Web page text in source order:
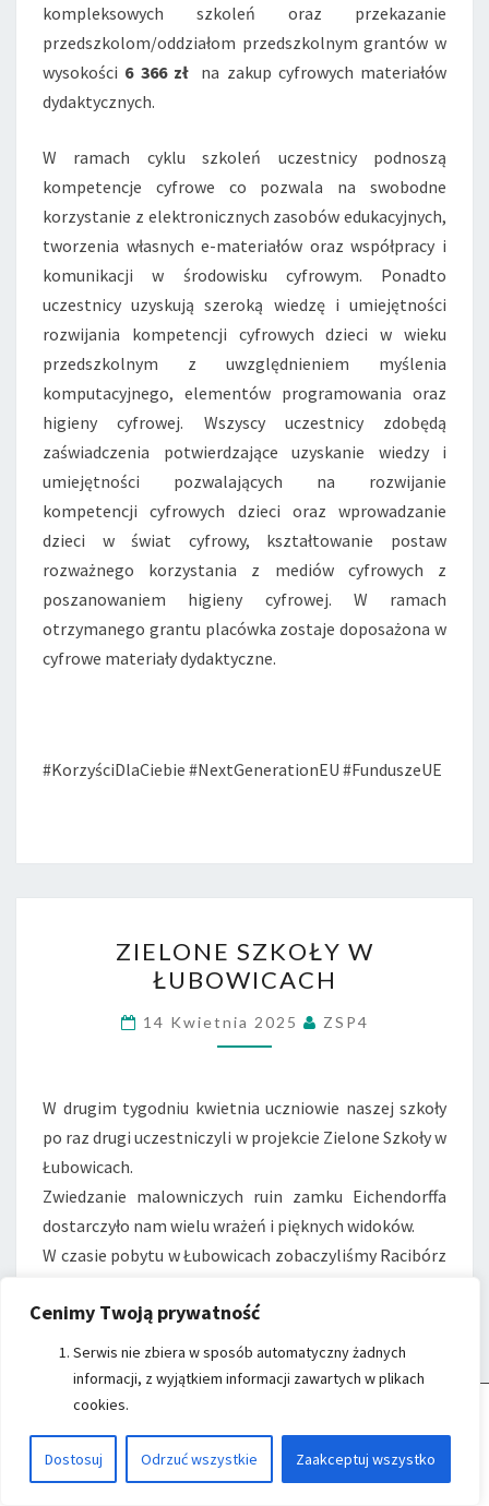
Cookie Control- Witryna ZSP nr 4 w Raciborzu wykorzystuje cookies do
Kliknij przyciskAkceptuj Cookies, aby zaakceptować Cookies.Czytaj więcej...
Cenimy Twoją prywatność
Serwis nie zbiera w sposób automatyczny żadnych
informacji, z wyjątkiem informacji zawartych w plikach
cookies.
Dostosuj Odrzuć wszystkie Zaakceptuj wszystko
kompleksowych szkoleń oraz przekazanie
przedszkolom/oddziałom przedszkolnym grantów w
wysokości 6 366 złna zakup cyfrowych materiałów
dydaktycznych.
W ramach cyklu szkoleń uczestnicy podnoszą
kompetencje cyfrowe co pozwala na swobodne
korzystanie z elektronicznych zasobów edukacyjnych,
tworzenia własnych e-materiałów oraz współpracy i
komunikacji w środowisku cyfrowym. Ponadto
uczestnicy uzyskują szeroką wiedzę i umiejętności
rozwijania kompetencji cyfrowych dzieci w wieku
przedszkolnym z uwzględnieniem myślenia
komputacyjnego, elementów programowania oraz
higieny cyfrowej. Wszyscy uczestnicy zdobędą
zaświadczenia potwierdzające uzyskanie wiedzy i
umiejętności pozwalających na rozwijanie
kompetencji cyfrowych dzieci oraz wprowadzanie
dzieci w świat cyfrowy, kształtowanie postaw
rozważnego korzystania z mediów cyfrowych z
poszanowaniem higieny cyfrowej. W ramach
otrzymanego grantu placówka zostaje doposażona w
cyfrowe materiały dydaktyczne.
#KorzyściDlaCiebie #NextGenerationEU #FunduszeUE
SZKOŁY
W
ŁUBOWICACH
ZIELONE SZKOŁY W
ŁUBOWICACH
14 Kwietnia 2025 ZSP4
W drugim tygodniu kwietnia uczniowie naszej szkoły
po raz drugi uczestniczyli w projekcie Zielone Szkoły w
Łubowicach.
Zwiedzanie malowniczych ruin zamku Eichendorffa
dostarczyło nam wielu wrażeń i pięknych widoków.
W czasie pobytu w Łubowicach zobaczyliśmy Racibórz
na nowo.
Ciekawa, skrywająca wiele tajemnic była Farska
Stodoła w Biedrzychowicach i przepiękny Głogówek,
To tam zostaliśmy wprowadzeni w fascynujący świat
tradycyjnego rzemiosła – było twórczo, inspirująco i
bardzo klimatycznie!
Wzięliśmy również udział w wyjątkowych warsztatach